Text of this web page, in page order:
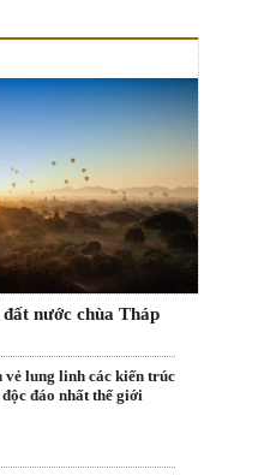
nước chùa Tháp
vẻ lung linh các kiến trúc
độc đáo nhất thế giới